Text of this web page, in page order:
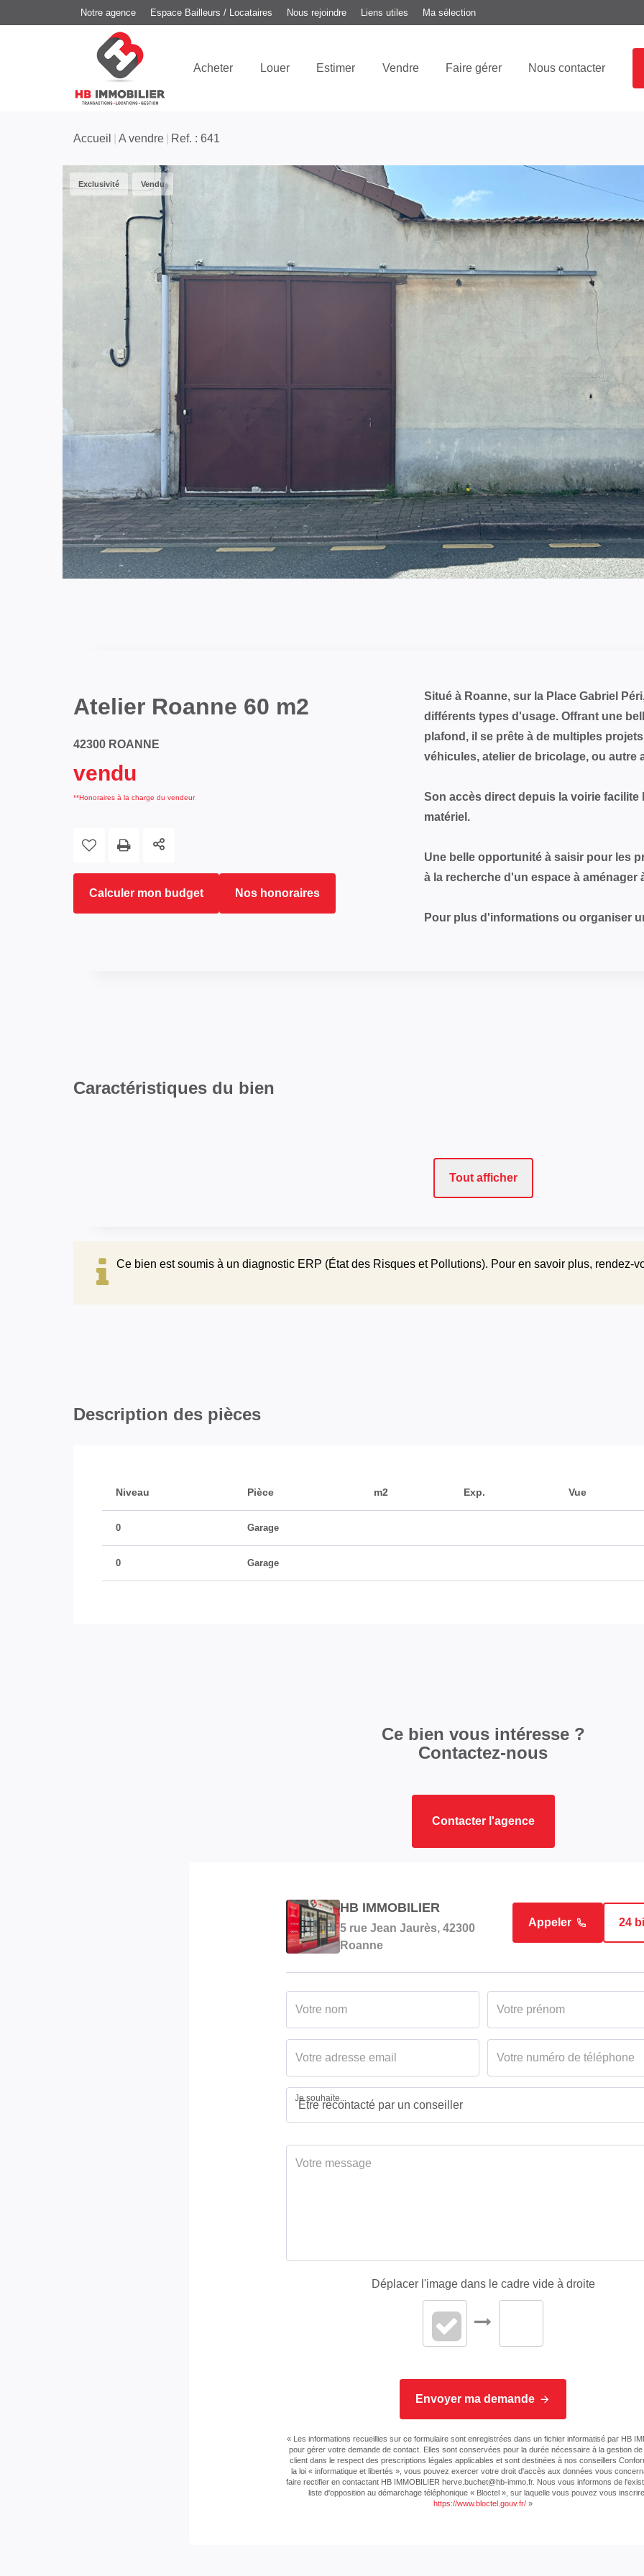
Notre agence Espace Bailleurs / Locataires Nous rejoindre Liens utiles Ma sélection
Acheter Louer Estimer Vendre Faire gérer Nous contacter
Accueil A vendre Ref. : 641
Exclusivité Vendu
Atelier Roanne 60 m2
42300 ROANNE
vendu
**Honoraires à la charge du vendeur
Calculer mon budget Nos honoraires
Situé à Roanne, sur la Place Gabriel
différents types d'usage. Offrant une
plafond, il se prête à de multiples
véhicules, atelier de bricolage, ou autre
Son accès direct depuis la voirie
matériel.
Une belle opportunité à saisir pour les
à la recherche d'un espace à aménager
Pour plus d'informations ou organiser
Caractéristiques du bien
Tout afficher
Ce bien est soumis à un diagnostic ERP (État des Risques et Pollutions). Pour en savoir plus, rendez-
Description des pièces
Niveau Pièce m2 Exp. Vue
0 Garage
0 Garage
Ce bien vous intéresse ?
Contactez-nous
Contacter l'agence
HB IMMOBILIER
5 rue Jean Jaurès, 42300
Roanne
Appeler 24
Je souhaite...
Déplacer l'image dans le cadre vide à droite
Envoyer ma demande
« Les informations recueillies sur ce formulaire sont enregistrées dans un fichier informatisé par HB
pour gérer votre demande de contact. Elles sont conservées pour la durée nécessaire à la gestion de
client dans le respect des prescriptions légales applicables et sont destinées à nos conseillers
la loi « informatique et libertés », vous pouvez exercer votre droit d'accès aux données vous
faire rectifier en contactant HB IMMOBILIER herve.buchet@hb-immo.fr. Nous vous informons de
liste d'opposition au démarchage téléphonique « Bloctel », sur laquelle vous pouvez vous
https://www.bloctel.gouv.fr/ »